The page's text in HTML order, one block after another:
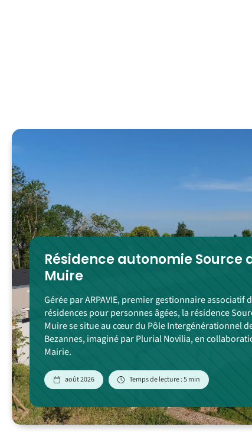
Résidence autonomie Source
Muire
Gérée par ARPAVIE, premier gestionnaire associatif
résidences pour personnes âgées, la résidence
Muire se situe au cœur du Pôle Intergénérationnel
Bezannes, imaginé par Plurial Novilia, en
Mairie.
août 2026 Temps de lecture : 5 min